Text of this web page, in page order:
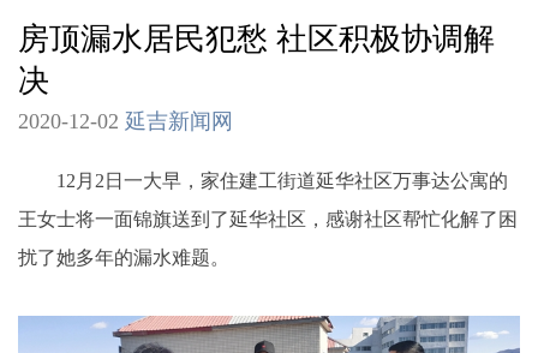
房顶漏水居民犯愁 社区积极协调解
决
2020-12-02 延吉新闻网
12月2日一大早，家住建工街道延华社区万事达公寓的
王女士将一面锦旗送到了延华社区，感谢社区帮忙化解了困
扰了她多年的漏水难题。